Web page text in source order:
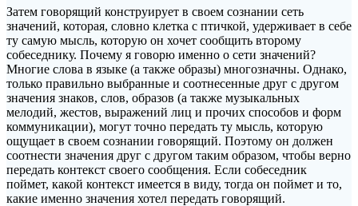
Затем говорящий конструирует в своем сознании сеть
значений, которая, словно клетка с птичкой, удерживает в себе
ту самую мысль, которую он хочет сообщить второму
собеседнику. Почему я говорю именно о сети значений?
Многие слова в языке (а также образы) многозначны. Однако,
только правильно выбранные и соотнесенные друг с другом
значения знаков, слов, образов (а также музыкальных
мелодий, жестов, выражений лиц и прочих способов и форм
коммуникации), могут точно передать ту мысль, которую
ощущает в своем сознании говорящий. Поэтому он должен
соотнести значения друг с другом таким образом, чтобы верно
передать контекст своего сообщения. Если собеседник
поймет, какой контекст имеется в виду, тогда он поймет и то,
какие именно значения хотел передать говорящий.